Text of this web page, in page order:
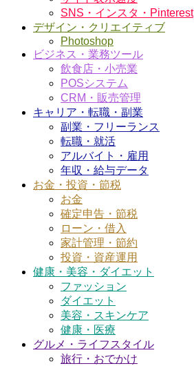
SNS・インスタ・Pinterest
デザイン・クリエイティブ
Photoshop
ビジネス・業務ツール
飲食店・小売業
POSシステム
CRM・販売管理
キャリア・転職・副業
副業・フリーランス
転職・就活
アルバイト・雇用
年収・給与データ
お金・投資・節税
お金
確定申告・節税
ローン・借入
家計管理・節約
投資・資産運用
健康・美容・ダイエット
ファッション
ダイエット
美容・スキンケア
健康・医療
グルメ・ライフスタイル
旅行・おでかけ